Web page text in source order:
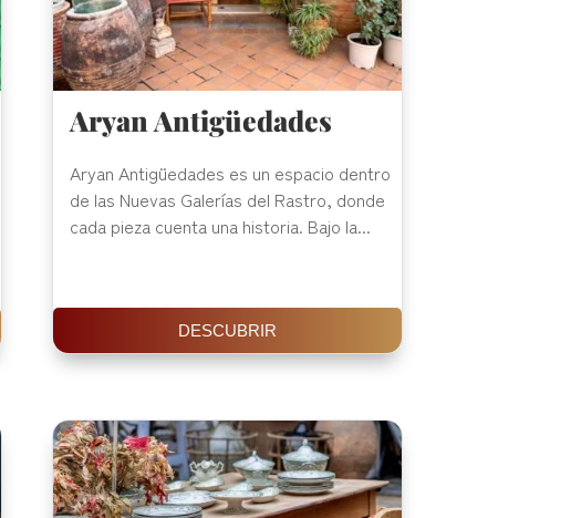
Aryan Antigüedades
Aryan Antigüedades es un espacio dentro
de las Nuevas Galerías del Rastro, donde
cada pieza cuenta una historia. Bajo la...
DESCUBRIR